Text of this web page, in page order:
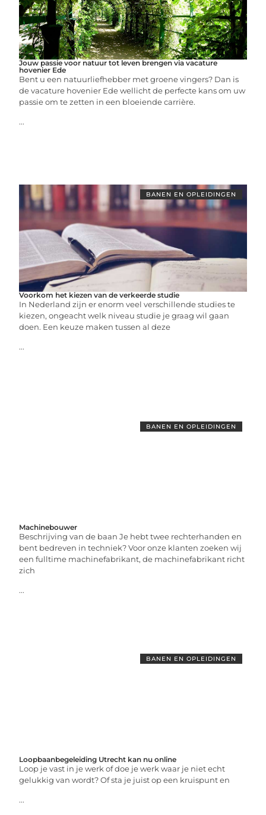
Jouw passie voor natuur tot leven brengen via vacature
hovenier Ede
Bent u een natuurliefhebber met groene vingers? Dan is
de vacature hovenier Ede wellicht de perfecte kans om uw
passie om te zetten in een bloeiende carrière.
...
BANEN EN OPLEIDINGEN
Voorkom het kiezen van de verkeerde studie
In Nederland zijn er enorm veel verschillende studies te
kiezen, ongeacht welk niveau studie je graag wil gaan
doen. Een keuze maken tussen al deze
...
BANEN EN OPLEIDINGEN
Machinebouwer
Beschrijving van de baan Je hebt twee rechterhanden en
bent bedreven in techniek? Voor onze klanten zoeken wij
een fulltime machinefabrikant, de machinefabrikant richt
zich
...
BANEN EN OPLEIDINGEN
Loopbaanbegeleiding Utrecht kan nu online
Loop je vast in je werk of doe je werk waar je niet echt
gelukkig van wordt? Of sta je juist op een kruispunt en
...